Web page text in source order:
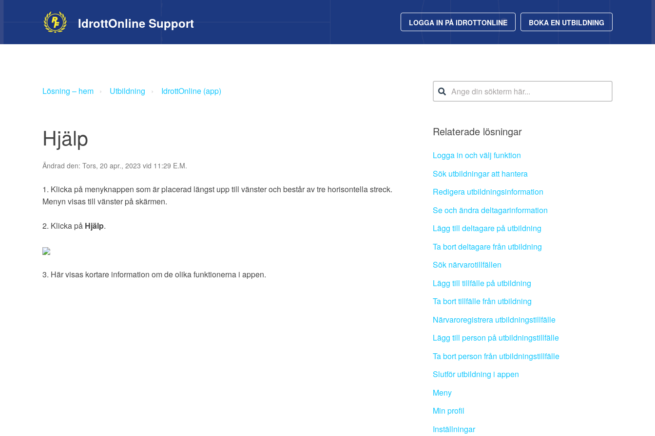
IdrottOnlineSupport LOGGA IN PÅ IDROTTONLINE BOKA EN UTBILDNING
Lösning – hem Utbildning IdrottOnline (app)
Hjälp
Ändrad den: Tors, 20 apr., 2023 vid 11:29 E.M.
1. Klicka på menyknappen som är placerad längst upp till vänster och består av tre horisontella streck.
Menyn visas till vänster på skärmen.
2. Klicka på Hjälp.
3. Här visas kortare information om de olika funktionerna i appen.
Relaterade lösningar
Logga in och välj funktion
Sök utbildningar att hantera
Redigera utbildningsinformation
Se och ändra deltagarinformation
Lägg till deltagare på utbildning
Ta bort deltagare från utbildning
Sök närvarotillfällen
Lägg till tillfälle på utbildning
Ta bort tillfälle från utbildning
Närvaroregistrera utbildningstillfälle
Lägg till person på utbildningstillfälle
Ta bort person från utbildningstillfälle
Slutför utbildning i appen
Meny
Min profil
Inställningar